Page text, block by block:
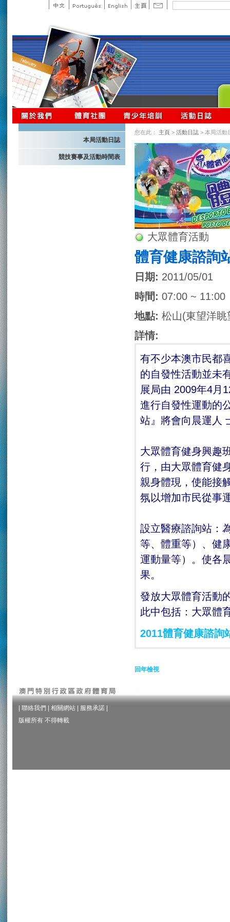
本局活動日誌
競技賽事及活動時間表
您在此： 主頁 > 活動日誌 > 本局活動
大眾體育活動
體育健康諮詢
日期: 2011/05/01
時間: 07:00 ~ 11:00
地點: 松山(東望洋眺
詳情:
有不少本澳市民都
的自發性活動並未
展局由 2009年4月
進行自發性運動的
站』將會向晨運人
大眾體育健身興趣
行，由大眾體育健
親身體現，使能接
氛以增加市民從事
設立醫療諮詢站：
等、體重等）、健
運動量等）。使各
果。
發放大眾體育活動
此中包括：大眾體
2011體育健康諮詢
回年檢視
聯絡我們 相關網站 服務承諾
版權所有 不得轉載